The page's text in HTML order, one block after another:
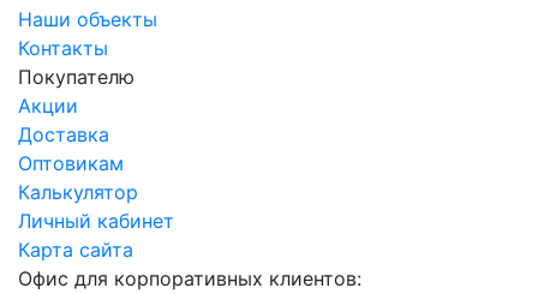
Наши объекты
Контакты
Покупателю
Акции
Доставка
Оптовикам
Калькулятор
Личный кабинет
Карта сайта
Офис для корпоративных клиентов: